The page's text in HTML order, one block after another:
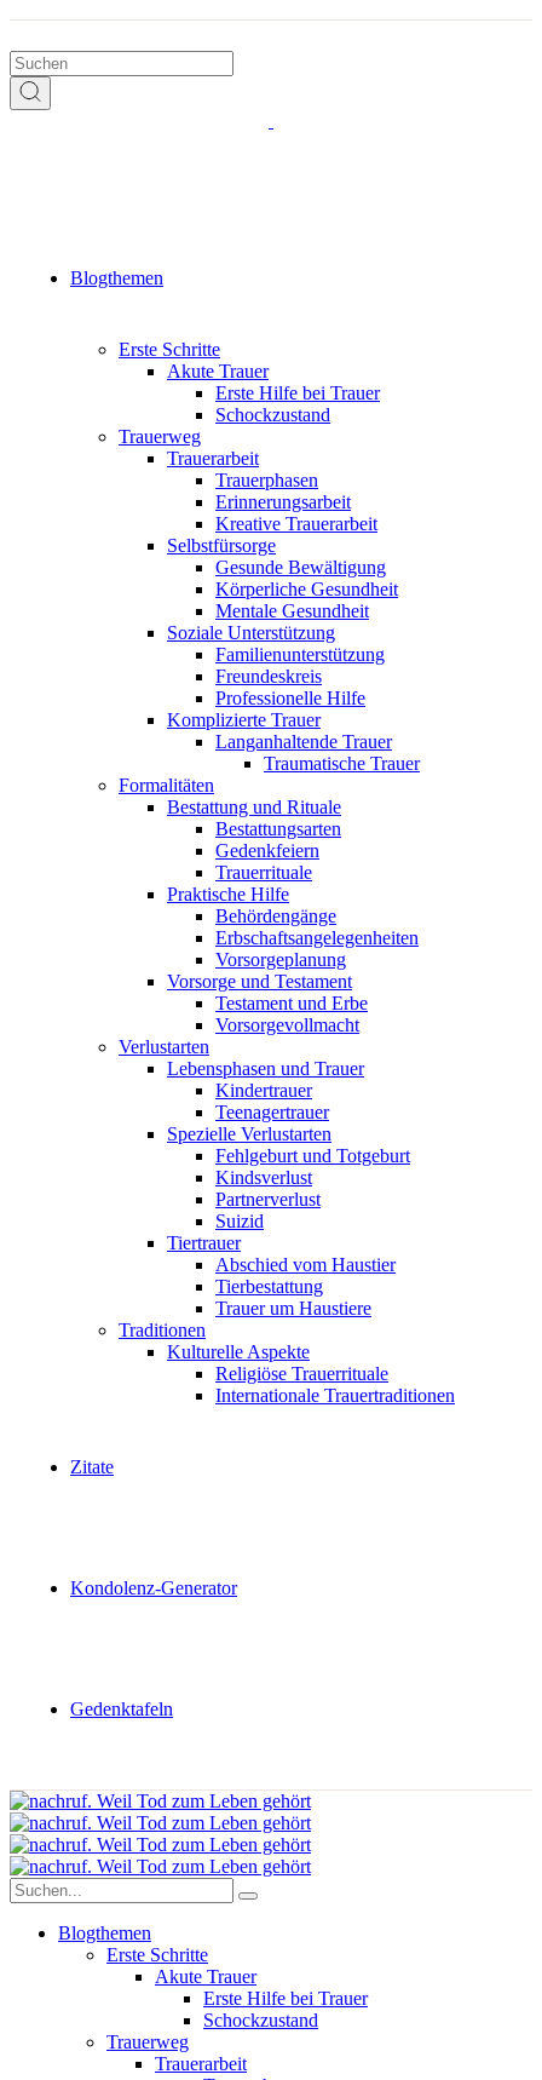
Blogthemen
Erste Schritte
Akute Trauer
Erste Hilfe bei Trauer
Schockzustand
Trauerweg
Trauerarbeit
Trauerphasen
Erinnerungsarbeit
Kreative Trauerarbeit
Selbstfürsorge
Gesunde Bewältigung
Körperliche Gesundheit
Mentale Gesundheit
Soziale Unterstützung
Familienunterstützung
Freundeskreis
Professionelle Hilfe
Komplizierte Trauer
Langanhaltende Trauer
Traumatische Trauer
Formalitäten
Bestattung und Rituale
Bestattungsarten
Gedenkfeiern
Trauerrituale
Praktische Hilfe
Behördengänge
Erbschaftsangelegenheiten
Vorsorgeplanung
Vorsorge und Testament
Testament und Erbe
Vorsorgevollmacht
Verlustarten
Lebensphasen und Trauer
Kindertrauer
Teenagertrauer
Spezielle Verlustarten
Fehlgeburt und Totgeburt
Kindsverlust
Partnerverlust
Suizid
Tiertrauer
Abschied vom Haustier
Tierbestattung
Trauer um Haustiere
Traditionen
Kulturelle Aspekte
Religiöse Trauerrituale
Internationale Trauertraditionen
Zitate
Kondolenz-Generator
Gedenktafeln
Blogthemen
Erste Schritte
Akute Trauer
Erste Hilfe bei Trauer
Schockzustand
Trauerweg
Trauerarbeit